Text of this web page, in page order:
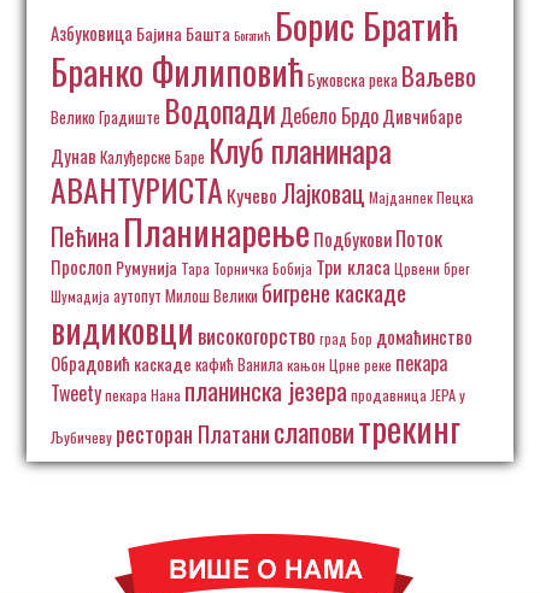
Азбуковица Бајина Башта Богатић Борис Братић
Бранко Филиповић Буковска река Ваљево
Велико Градиште Водопади Дебело БрдоДивчибаре
Дунав Калуђерске Баре Клуб планинара
АВАНТУРИСТА Кучево Лајковац Мајданпек Пецка
Пећина Планинарење ПодбуковиПоток
Прослоп Румунија Тара Торничка Бобија Три класа Црвени брег
Шумадија аутопут Милош Велики бигрене каскаде
видиковци високогорство град Бор домаћинство
Обрадовић каскаде кафић Ванила кањон Црне реке пекара
Tweetyпекара Нана планинска језера продавница ЈЕРА у
Љубичеву ресторан Платанислаповитрекинг